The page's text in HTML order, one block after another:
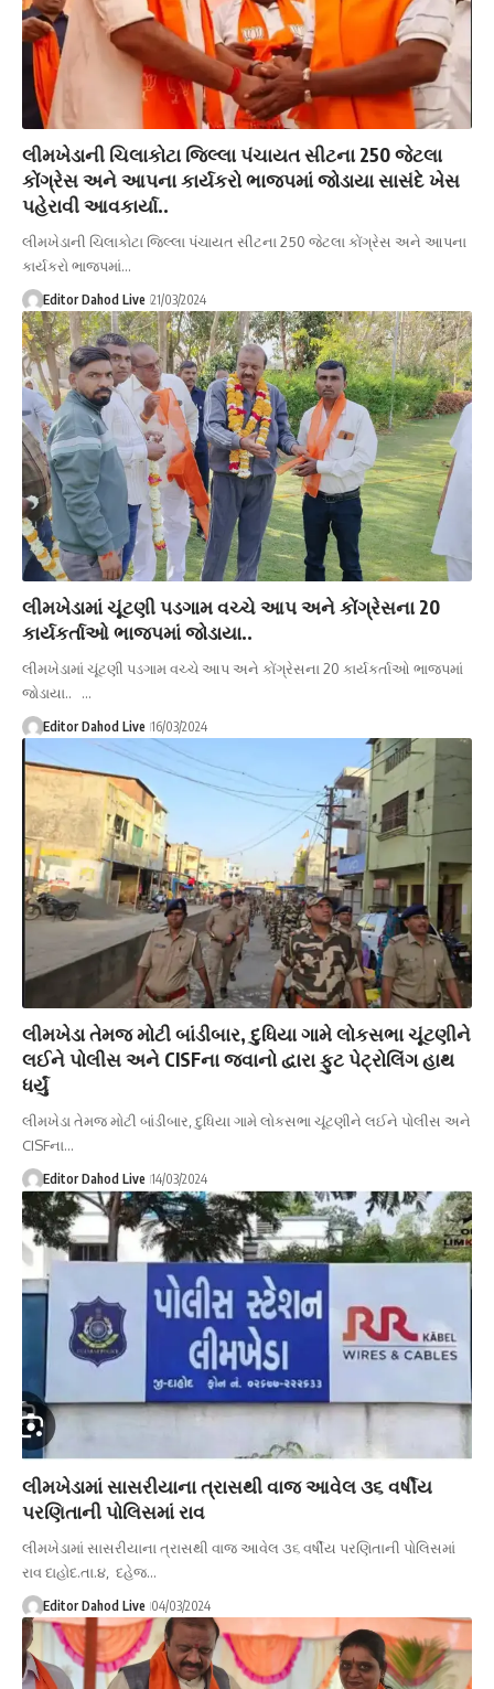
લીમખેડાની ચિલાકોટા જિલ્લા પંચાયત સીટના 250 જેટલા
કોંગ્રેસ અને આપના કાર્યકરો ભાજપમાં જોડાયા સાસંદે ખેસ
પહેરાવી આવકાર્યા..
લીમખેડાની ચિલાકોટા જિલ્લા પંચાયત સીટના 250 જેટલા કોંગ્રેસ અને આપના
કાર્યકરો ભાજપમાં…
Editor Dahod Live 21/03/2024
લીમખેડામાં ચૂંટણી પડગામ વચ્ચે આપ અને કોંગ્રેસના 20
કાર્યકર્તાઓ ભાજપમાં જોડાયા..
લીમખેડામાં ચૂંટણી પડગામ વચ્ચે આપ અને કોંગ્રેસના 20 કાર્યકર્તાઓ ભાજપમાં
જોડાયા.. …
Editor Dahod Live 16/03/2024
લીમખેડા તેમજ મોટી બાંડીબાર, દુધિયા ગામે લોકસભા ચૂંટણીને
લઈને પોલીસ અને CISFના જવાનો દ્વારા ફુટ પેટ્રોલિંગ હાથ
ધર્યું
લીમખેડા તેમજ મોટી બાંડીબાર, દુધિયા ગામે લોકસભા ચૂંટણીને લઈને પોલીસ અને
CISFના…
Editor Dahod Live 14/03/2024
લીમખેડામાં સાસરીયાના ત્રાસથી વાજ આવેલ ૩૬ વર્ષીય
પરણિતાની પોલિસમાં રાવ
લીમખેડામાં સાસરીયાના ત્રાસથી વાજ આવેલ ૩૬ વર્ષીય પરણિતાની પોલિસમાં
રાવ દાહોદ.તા.૪, દહેજ…
Editor Dahod Live 04/03/2024